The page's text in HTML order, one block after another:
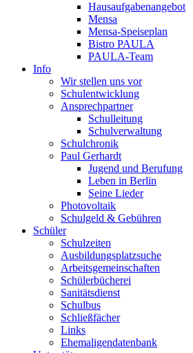
Hausaufgabenangebot
Mensa
Mensa-Speiseplan
Bistro PAULA
PAULA-Team
Info
Wir stellen uns vor
Schulentwicklung
Ansprechpartner
Schulleitung
Schulverwaltung
Schulchronik
Paul Gerhardt
Jugend und Berufung
Leben in Berlin
Seine Lieder
Photovoltaik
Schulgeld & Gebühren
Schüler
Schulzeiten
Ausbildungsplatzsuche
Arbeitsgemeinschaften
Schülerbücherei
Sanitätsdienst
Schulbus
Schließfächer
Links
Ehemaligendatenbank